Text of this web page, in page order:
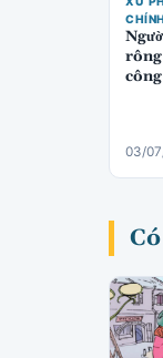
CHÍNH
rông
03/